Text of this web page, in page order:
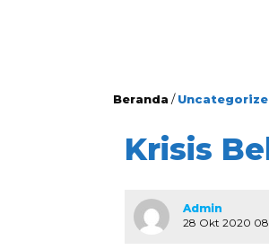
Beranda /
Krisis
Admin
28 Okt 2020